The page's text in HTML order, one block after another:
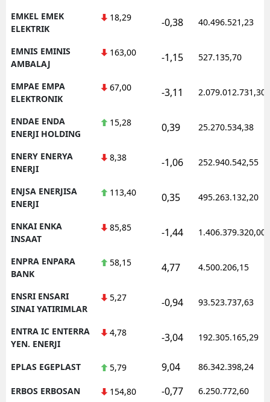
EMKEL EMEK
ELEKTRIK
18,29 -0,38 40.496.521,23
EMNIS EMINIS
AMBALAJ
163,00 -1,15 527.135,70
EMPAE EMPA
ELEKTRONIK
67,00 -3,11 2.079.012.731,30
ENDAE ENDA
ENERJI HOLDING
15,28 0,39 25.270.534,38
ENERY ENERYA
ENERJI
8,38 -1,06 252.940.542,55
ENJSA ENERJISA
ENERJI
113,40 0,35 495.263.132,20
ENKAI ENKA
INSAAT
85,85 -1,44 1.406.379.320,00
ENPRA ENPARA
BANK
58,15 4,77 4.500.206,15
ENSRI ENSARI
SINAI YATIRIMLAR
5,27 -0,94 93.523.737,63
ENTRA IC ENTERRA
YEN. ENERJI
4,78 -3,04 192.305.165,29
EPLAS EGEPLAST 5,79 9,04 86.342.398,24
ERBOS ERBOSAN 154,80 -0,77 6.250.772,60